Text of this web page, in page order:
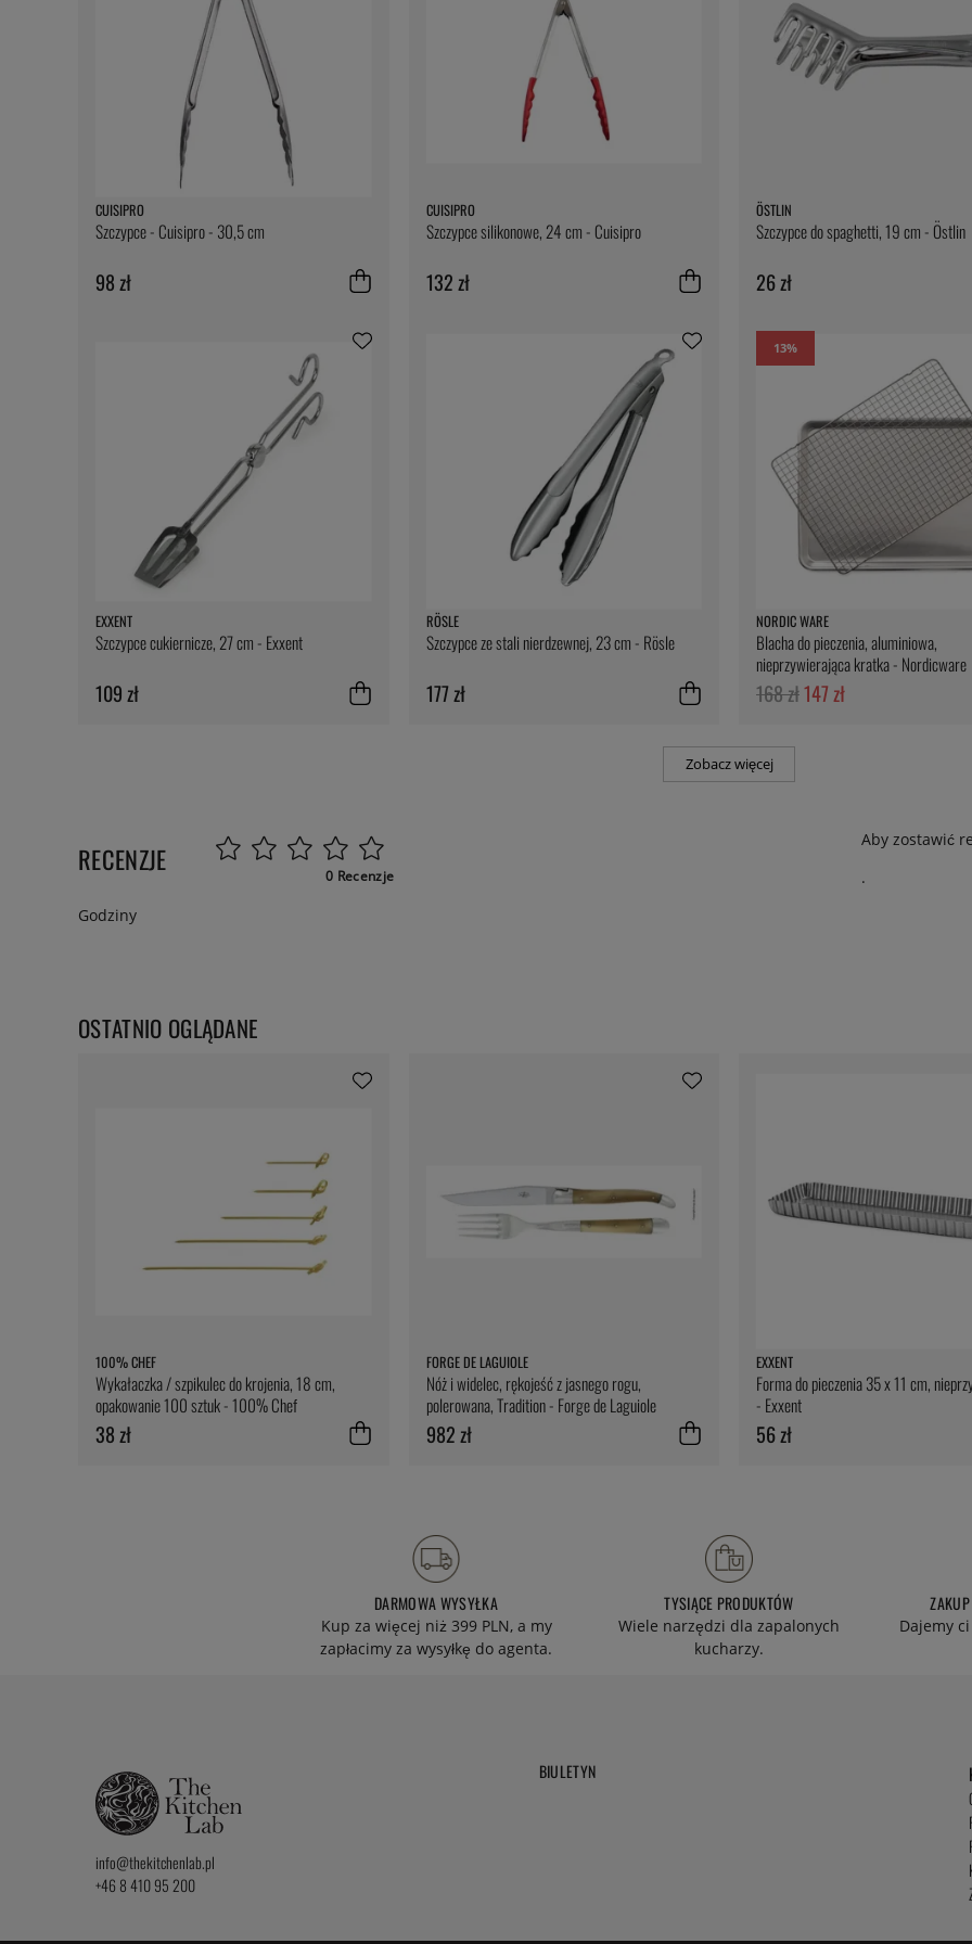
CUISIPRO
Szczypce - Cuisipro - 30,5 cm
98 zł
CUISIPRO
Szczypce silikonowe, 24 cm - Cuisipro
132 zł
ÖSTLIN
Szczypce do spaghetti, 19 cm - Östlin
26 zł
EXXENT
Szczypce cukiernicze, 27 cm - Exxent
109 zł
RÖSLE
Szczypce ze stali nierdzewnej, 23 cm - Rösle
177 zł
13%
NORDIC WARE
Blacha do pieczenia, aluminiowa,
nieprzywierająca kratka - Nordicware
168 zł147 zł
Zobacz więcej
RECENZJE 0 Recenzje
Aby zostawić
.
Godziny
OSTATNIO OGLĄDANE
100% CHEF
Wykałaczka / szpikulec do krojenia, 18 cm,
opakowanie 100 sztuk - 100% Chef
38 zł
FORGE DE LAGUIOLE
Nóż i widelec, rękojeść z jasnego rogu,
polerowana, Tradition - Forge de Laguiole
982 zł
EXXENT
Forma do pieczenia 35 x 11 cm,
- Exxent
56 zł
DARMOWA WYSYŁKA
Kup za więcej niż 399 PLN, a my
zapłacimy za wysyłkę do agenta.
TYSIĄCE PRODUKTÓW
Wiele narzędzi dla zapalonych
kucharzy.
Dajemy
info@thekitchenlab.pl
+46 8 410 95 200
BIULETYN